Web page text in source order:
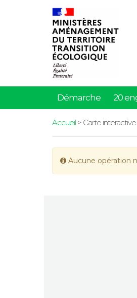
Démarche 20
Accueil> Carte interactive
Aucune opération